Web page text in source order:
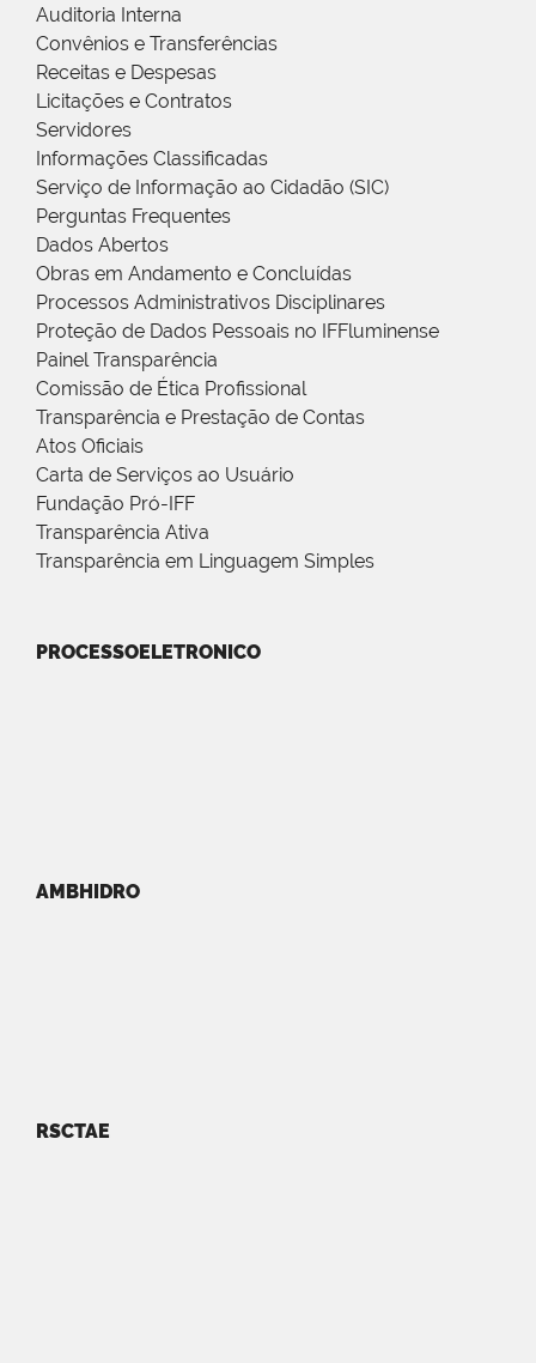
Auditoria Interna
Convênios e Transferências
Receitas e Despesas
Licitações e Contratos
Servidores
Informações Classificadas
Serviço de Informação ao Cidadão (SIC)
Perguntas Frequentes
Dados Abertos
Obras em Andamento e Concluídas
Processos Administrativos Disciplinares
Proteção de Dados Pessoais no IFFluminense
Painel Transparência
Comissão de Ética Profissional
Transparência e Prestação de Contas
Atos Oficiais
Carta de Serviços ao Usuário
Fundação Pró-IFF
Transparência Ativa
Transparência em Linguagem Simples
PROCESSOELETRONICO
AMBHIDRO
RSCTAE